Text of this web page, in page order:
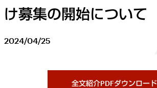
け募集の開始について
2024/04/25
全文紹介PDFダウンロード